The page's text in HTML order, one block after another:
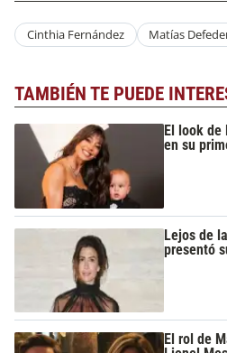
Cinthia Fernández Matías
TAMBIÉN TE PUEDE
El look
en su
Lejos de
presentó
El rol de